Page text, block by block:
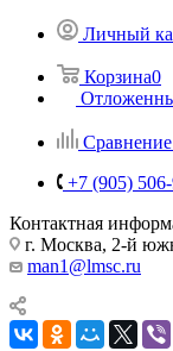
Личный
Корзина0
Сравнение
+7 (905)
Контактная
г. Москва, 2-й
man1@lmsc.ru